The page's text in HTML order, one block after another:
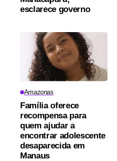
esclarece governo
Amazonas
Família oferece
recompensa para
quem ajudar a
encontrar adolescente
desaparecida em
Manaus